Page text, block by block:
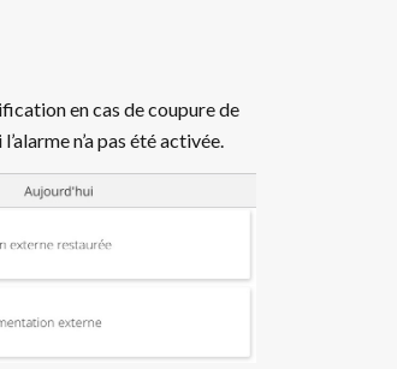
en cas de coupure de
n’a pas été activée.